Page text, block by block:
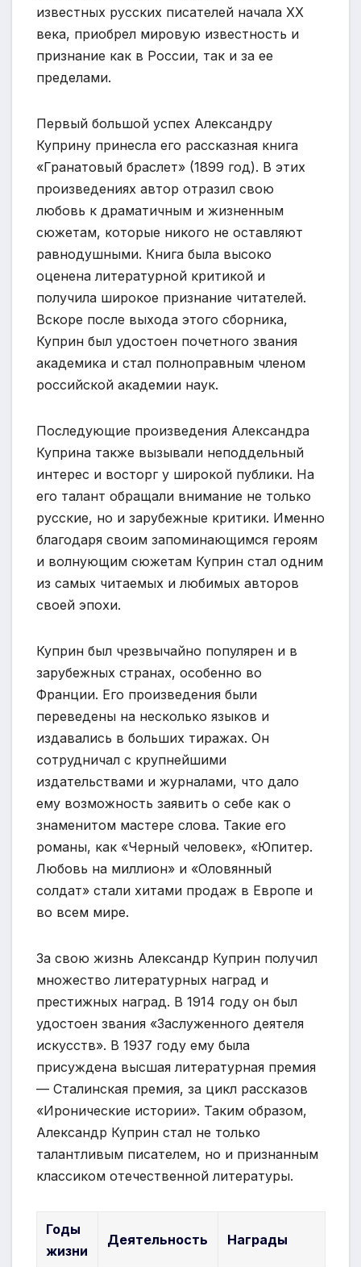
известных русских писателей начала XX
века, приобрел мировую известность и
признание как в России, так и за ее
пределами.
Первый большой успех Александру
Куприну принесла его рассказная книга
«Гранатовый браслет» (1899 год). В этих
произведениях автор отразил свою
любовь к драматичным и жизненным
сюжетам, которые никого не оставляют
равнодушными. Книга была высоко
оценена литературной критикой и
получила широкое признание читателей.
Вскоре после выхода этого сборника,
Куприн был удостоен почетного звания
академика и стал полноправным членом
российской академии наук.
Последующие произведения Александра
Куприна также вызывали неподдельный
интерес и восторг у широкой публики. На
его талант обращали внимание не только
русские, но и зарубежные критики. Именно
благодаря своим запоминающимся героям
и волнующим сюжетам Куприн стал одним
из самых читаемых и любимых авторов
своей эпохи.
Куприн был чрезвычайно популярен и в
зарубежных странах, особенно во
Франции. Его произведения были
переведены на несколько языков и
издавались в больших тиражах. Он
сотрудничал с крупнейшими
издательствами и журналами, что дало
ему возможность заявить о себе как о
знаменитом мастере слова. Такие его
романы, как «Черный человек», «Юпитер.
Любовь на миллион» и «Оловянный
солдат» стали хитами продаж в Европе и
во всем мире.
За свою жизнь Александр Куприн получил
множество литературных наград и
престижных наград. В 1914 году он был
удостоен звания «Заслуженного деятеля
искусств». В 1937 году ему была
присуждена высшая литературная премия
— Сталинская премия, за цикл рассказов
«Иронические истории». Таким образом,
Александр Куприн стал не только
талантливым писателем, но и признанным
классиком отечественной литературы.
Годы
жизни
Деятельность Награды